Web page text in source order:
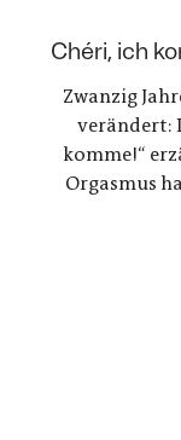
nach
Regisseur,
Chéri, ich
Zwanzig
verändert:
komme!“
Orgasmus